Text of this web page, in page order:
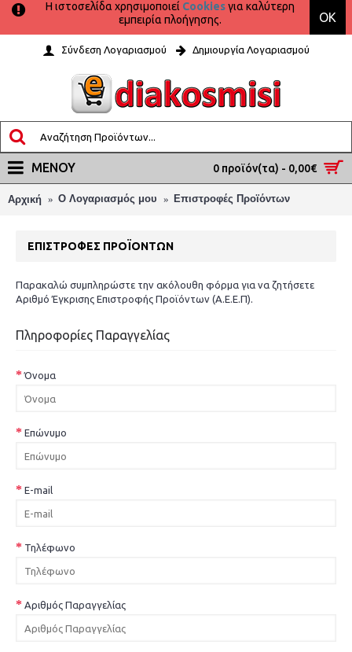
Η ιστοσελίδα χρησιμοποιεί Cookiesγια καλύτερη
εμπειρία πλοήγησης.
OK
Σύνδεση Λογαριασμού Δημιουργία Λογαριασμού
0 προϊόν(τα) - 0,00€
ΜΕΝΟΎ
Αρχική O Λογαριασμός μου Επιστροφές Προϊόντων
ΕΠΙΣΤΡΟΦΈΣ ΠΡΟΪΌΝΤΩΝ
Παρακαλώ συμπληρώστε την ακόλουθη φόρμα για να ζητήσετε
Αριθμό Έγκρισης Επιστροφής Προϊόντων (Α.Ε.Ε.Π).
Πληροφορίες Παραγγελίας
Όνομα
Επώνυμο
E-mail
Τηλέφωνο
Αριθμός Παραγγελίας